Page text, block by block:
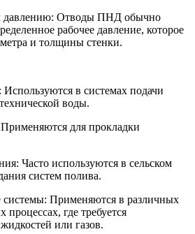
давлению: Отводы ПНД обычно
рабочее давление, которое
и толщины стенки.
в системах подачи
воды.
для прокладки
Часто используются в сельском
систем полива.
Применяются в различных
процессах, где требуется
или газов.